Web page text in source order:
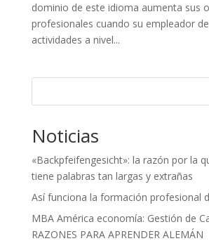
dominio de este idioma aumenta sus
profesionales cuando su empleador
actividades a nivel...
Noticias
«Backpfeifengesicht»: la razón por la
tiene palabras tan largas y extrañas
Así funciona la formación profesional
MBA América economía: Gestión de
RAZONES PARA APRENDER ALEMÁN